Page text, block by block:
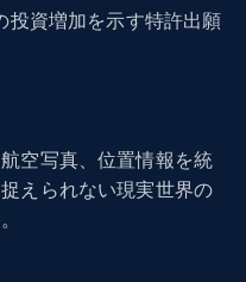
投資増加を示す特許出願
空写真、位置情報を統
えられない現実世界の